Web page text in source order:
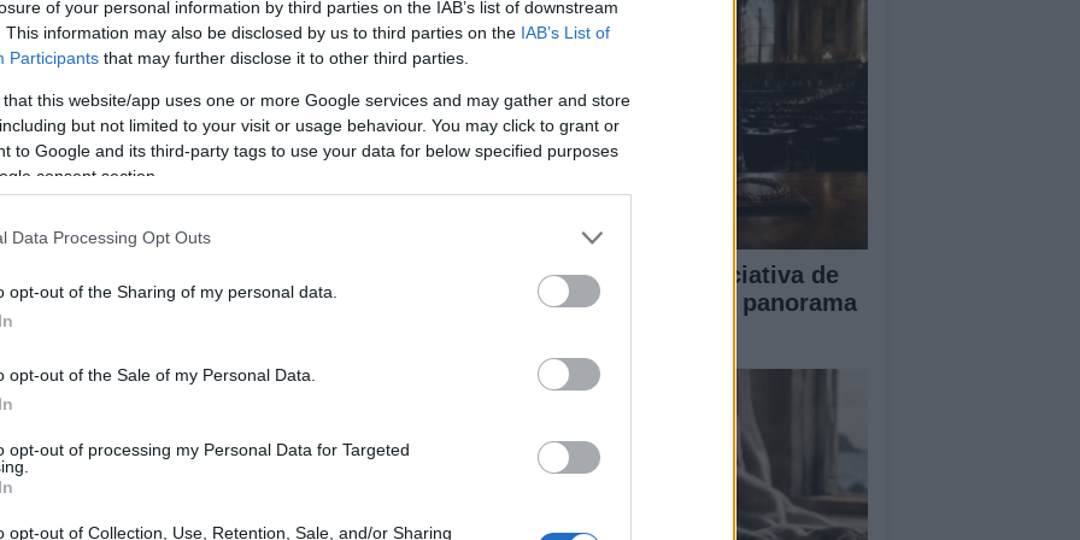
of your personal information by third parties on the IAB’s list of downstream
This information may also be disclosed by us to third parties on the IAB’s List of
Participants that may further disclose it to other third parties.
that this website/app uses one or more Google services and may gather and store
but not limited to your visit or usage behaviour. You may click to grant or
to Google and its third-party tags to use your data for below specified purposes
consent section.
Data Processing Opt Outs
opt-out of the Sharing of my personal data.
opt-out of the Sale of my Personal Data.
opt-out of processing my Personal Data for Targeted
opt-out of Collection, Use, Retention, Sale, and/or Sharing
la estabilidad y fortalecer las relaciones
es otro incentivo clave. La UE y Reino Unido
matters de seguridad y defensa. Un reencuentro
en la lucha contra el terrorismo y la
El impacto de la iniciativa de
Gabriel Rufián en el panorama